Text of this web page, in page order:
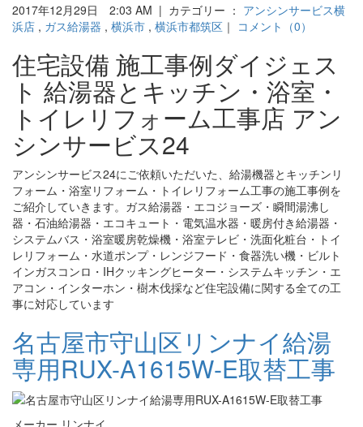
2017年12月29日 2:03 AM | カテゴリー ： アンシンサービス横
浜店 , ガス給湯器 , 横浜市 , 横浜市都筑区 ｜ コメント（0）
住宅設備 施工事例ダイジェス
ト 給湯器とキッチン・浴室・
トイレリフォーム工事店 アン
シンサービス24
アンシンサービス24にご依頼いただいた、給湯機器とキッチンリ
フォーム・浴室リフォーム・トイレリフォーム工事の施工事例を
ご紹介していきます。ガス給湯器・エコジョーズ・瞬間湯沸し
器・石油給湯器・エコキュート・電気温水器・暖房付き給湯器・
システムバス・浴室暖房乾燥機・浴室テレビ・洗面化粧台・トイ
レリフォーム・水道ポンプ・レンジフード・食器洗い機・ビルト
インガスコンロ・IHクッキングヒーター・システムキッチン・エ
アコン・インターホン・樹木伐採など住宅設備に関する全ての工
事に対応しています
名古屋市守山区リンナイ給湯
専用RUX-A1615W-E取替工事